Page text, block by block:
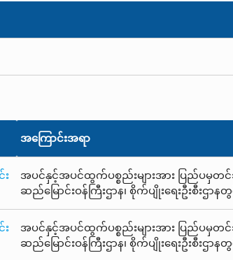
အကြောင်းအရာ
အပင်နှင့်အပင်ထွက်ပစ္စည်းများအား ပြည်ပမှတ
ဆည်မြောင်းဝန်ကြီးဌာန၊ စိုက်ပျိုးရေးဦးစီးဌာန
အပင်နှင့်အပင်ထွက်ပစ္စည်းများအား ပြည်ပမှတ
ဆည်မြောင်းဝန်ကြီးဌာန၊ စိုက်ပျိုးရေးဦးစီးဌာန